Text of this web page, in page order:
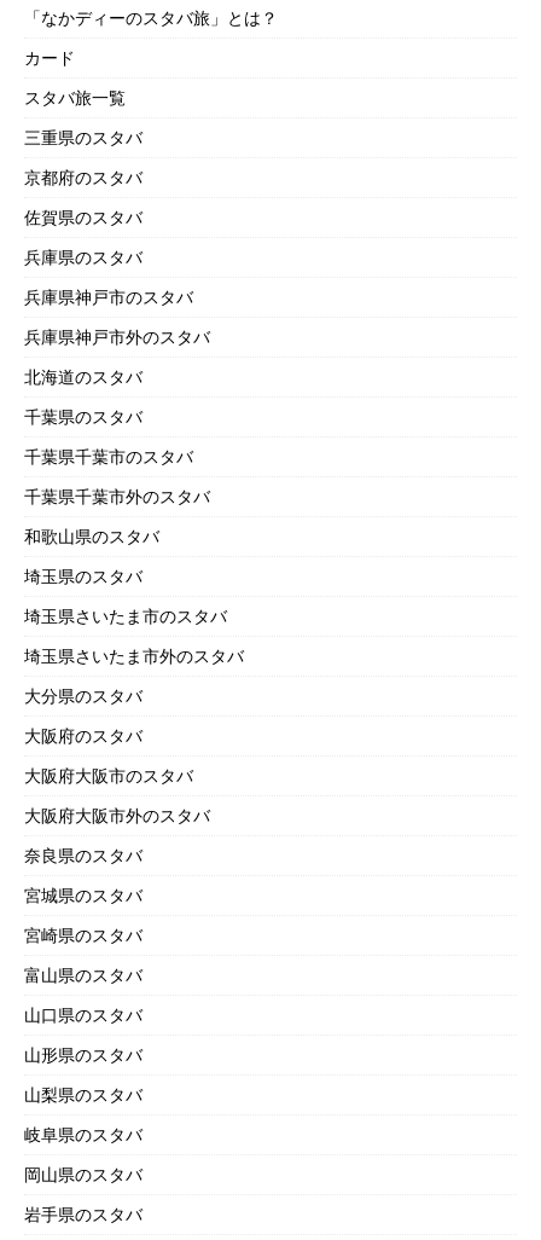
「なかディーのスタバ旅」とは？
カード
スタバ旅一覧
三重県のスタバ
京都府のスタバ
佐賀県のスタバ
兵庫県のスタバ
兵庫県神戸市のスタバ
兵庫県神戸市外のスタバ
北海道のスタバ
千葉県のスタバ
千葉県千葉市のスタバ
千葉県千葉市外のスタバ
和歌山県のスタバ
埼玉県のスタバ
埼玉県さいたま市のスタバ
埼玉県さいたま市外のスタバ
大分県のスタバ
大阪府のスタバ
大阪府大阪市のスタバ
大阪府大阪市外のスタバ
奈良県のスタバ
宮城県のスタバ
宮崎県のスタバ
富山県のスタバ
山口県のスタバ
山形県のスタバ
山梨県のスタバ
岐阜県のスタバ
岡山県のスタバ
岩手県のスタバ